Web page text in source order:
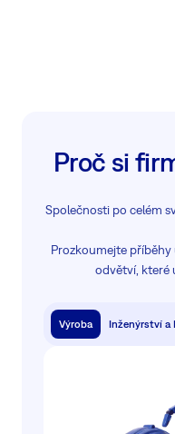
Proč si
Společnosti po celém
Prozkoumejte
odvětví, které
Výroba Inženýrství a